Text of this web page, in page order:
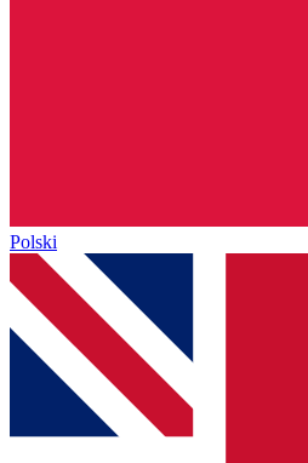
Polski